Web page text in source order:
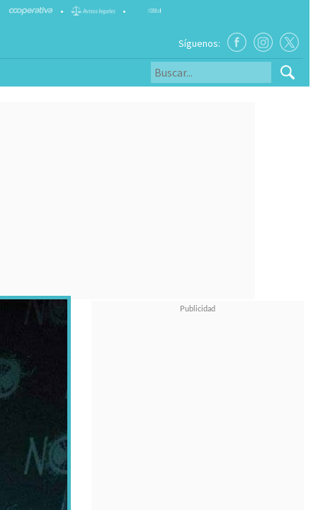
• •
Síguenos: